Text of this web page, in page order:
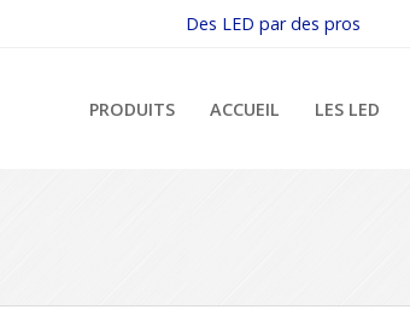
Des LED par des pros
PRODUITS ACCUEIL LES LED